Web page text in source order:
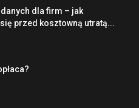
dla firm – jak
przed kosztowną utratą...